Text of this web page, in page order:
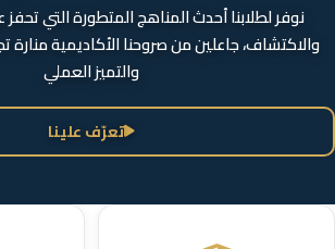
نوفر لطلابنا أحدث المناهج المتطورة التي
والاكتشاف، جاعلين من صروحنا الأكاديمية
والتميز العملي
تعرّف علينا